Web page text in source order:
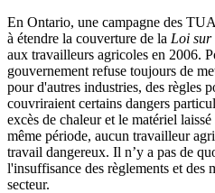
En Ontario, une campagne des
à étendre la couverture de la Loi sur
aux travailleurs agricoles en 2006.
gouvernement refuse toujours de
pour d'autres industries, des règles
couvriraient certains dangers
excès de chaleur et le matériel
même période, aucun travailleur
travail dangereux. Il n’y a pas de
l'insuffisance des règlements et des
secteur.